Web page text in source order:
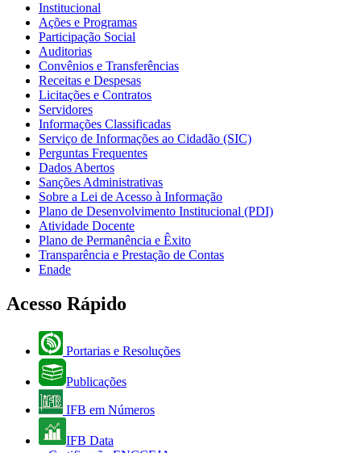
Institucional
Ações e Programas
Participação Social
Auditorias
Convênios e Transferências
Receitas e Despesas
Licitações e Contratos
Servidores
Informações Classificadas
Serviço de Informações ao Cidadão (SIC)
Perguntas Frequentes
Dados Abertos
Sanções Administrativas
Sobre a Lei de Acesso à Informação
Plano de Desenvolvimento Institucional (PDI)
Atividade Docente
Plano de Permanência e Êxito
Transparência e Prestação de Contas
Enade
Acesso Rápido
Portarias e Resoluções
Publicações
IFB em Números
IFB Data